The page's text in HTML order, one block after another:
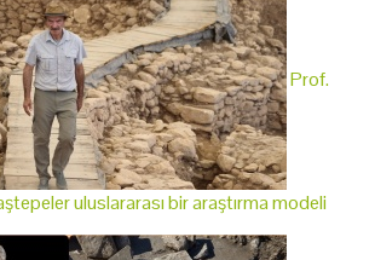
Prof.
uluslararası bir araştırma modeli